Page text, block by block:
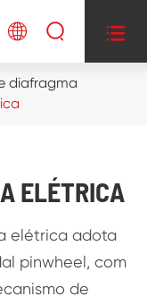
  
diafragma
ELÉTRICA
elétrica adota
pinwheel, com
de